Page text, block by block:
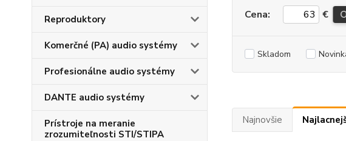
Reproduktory
Komerčné (PA) audio systémy
Profesionálne audio systémy
DANTE audio systémy
Prístroje na meranie
zrozumiteľnosti STI/STIPA
Cena: €
Skladom
Najnovšie